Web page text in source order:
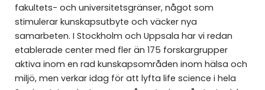
fakultets- och universitetsgränser, något som
stimulerar kunskapsutbyte och väcker nya
samarbeten. I Stockholm och Uppsala har vi redan
etablerade center med fler än 175 forskargrupper
aktiva inom en rad kunskapsområden inom hälsa och
miljö, men verkar idag för att lyfta life science i hela